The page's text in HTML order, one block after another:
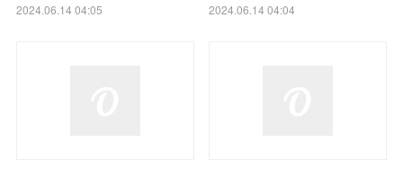
2024.06.14 04:05 2024.06.14 04:04